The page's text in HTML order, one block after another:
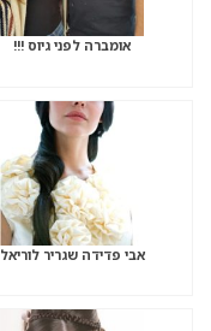
אומברה לפני גיוס !!!
אבי פדידה שגריר לוריאל